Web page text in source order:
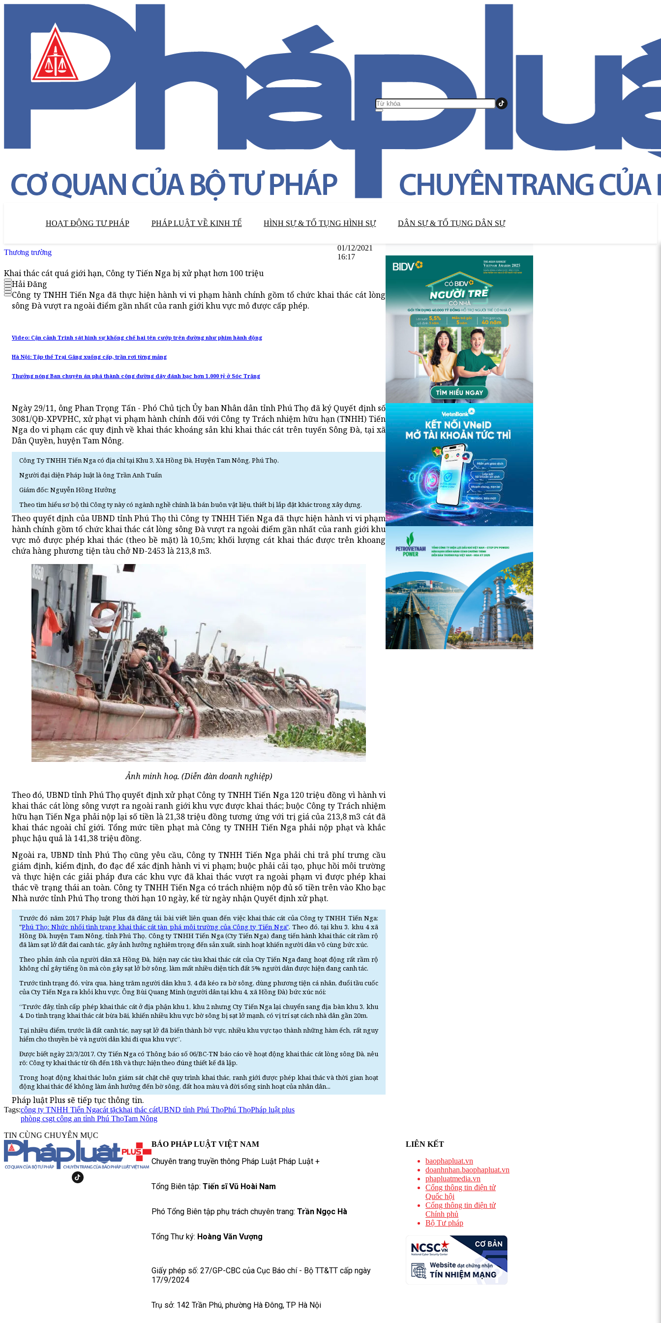
HOẠT ĐỘNG TƯ PHÁP PHÁP LUẬT VỀ KINH TẾ HÌNH SỰ & TỐ TỤNG HÌNH SỰ DÂN SỰ & TỐ TỤNG DÂN SỰ
Thương trường
01/12/2021
16:17
Khai thác cát quá giới hạn, Công ty Tiến Nga bị xử phạt hơn 100 triệu
Hải Đăng
Công ty TNHH Tiến Nga đã thực hiện hành vi vi phạm hành chính gồm tổ chức khai thác cát lòng
sông Đà vượt ra ngoài điểm gần nhất của ranh giới khu vực mỏ được cấp phép.
Video: Cận cảnh Trinh sát hình sự khống chế hai tên cướp trên đường như phim hành động
Hà Nội: Tập thể Trại Găng xuống cấp, trần rơi từng mảng
Thưởng nóng Ban chuyên án phá thành công đường dây đánh bạc hơn 1.000 tỷ ở Sóc Trăng
Ngày 29/11, ông Phan Trọng Tấn - Phó Chủ tịch Ủy ban Nhân dân tỉnh Phú Thọ đã ký Quyết định số
3081/QĐ-XPVPHC, xử phạt vi phạm hành chính đối với Công ty Trách nhiệm hữu hạn (TNHH) Tiến
Nga do vi phạm các quy định về khai thác khoáng sản khi khai thác cát trên tuyến Sông Đà, tại xã
Dân Quyền, huyện Tam Nông.
Công Ty TNHH Tiến Nga có địa chỉ tại Khu 3, Xã Hồng Đà, Huyện Tam Nông, Phú Thọ.
Người đại diện Pháp luật là ông Trần Anh Tuấn
Giám đốc: Nguyễn Hồng Hưởng
Theo tìm hiểu sơ bộ thì Công ty này có ngành nghề chính là bán buôn vật liệu, thiết bị lắp đặt khác trong xây dựng.
Theo quyết định của UBND tỉnh Phú Thọ thì Công ty TNHH Tiến Nga đã thực hiện hành vi vi phạm
hành chính gồm tổ chức khai thác cát lòng sông Đà vượt ra ngoài điểm gần nhất của ranh giới khu
vực mỏ được phép khai thác (theo bề mặt) là 10,5m; khối lượng cát khai thác được trên khoang
chứa hàng phương tiện tàu chở NĐ-2453 là 213,8 m3.
Ảnh minh hoạ. (Diễn đàn doanh nghiệp)
Theo đó, UBND tỉnh Phú Thọ quyết định xử phạt Công ty TNHH Tiến Nga 120 triệu đồng vì hành vi
khai thác cát lòng sông vượt ra ngoài ranh giới khu vực được khai thác; buộc Công ty Trách nhiệm
hữu hạn Tiến Nga phải nộp lại số tiền là 21,38 triệu đồng tương ứng với trị giá của 213,8 m3 cát đã
khai thác ngoài chỉ giới. Tổng mức tiền phạt mà Công ty TNHH Tiến Nga phải nộp phạt và khắc
phục hậu quả là 141,38 triệu đồng.
Ngoài ra, UBND tỉnh Phú Thọ cũng yêu cầu, Công ty TNHH Tiến Nga phải chi trả phí trưng cầu
giám định, kiểm định, đo đạc để xác định hành vi vi phạm; buộc phải cải tạo, phục hồi môi trường
và thực hiện các giải pháp đưa các khu vực đã khai thác vượt ra ngoài phạm vi được phép khai
thác về trạng thái an toàn. Công ty TNHH Tiến Nga có trách nhiệm nộp đủ số tiền trên vào Kho bạc
Nhà nước tỉnh Phú Thọ trong thời hạn 10 ngày, kể từ ngày nhận Quyết định xử phạt.
Trước đó năm 2017 Pháp luật Plus đã đăng tải bài viết liên quan đến việc khai thác cát của Công ty TNHH Tiến Nga:
"Phú Thọ: Nhức nhối tình trạng khai thác cát tàn phá môi trường của Công ty Tiến Nga". Theo đó, tại khu 3, khu 4 xã
Hồng Đà, huyện Tam Nông, tỉnh Phú Thọ, Công ty TNHH Tiến Nga (Cty Tiến Nga) đang tiến hành khai thác cát rầm rộ
đã làm sạt lở đất đai canh tác, gây ảnh hưởng nghiêm trọng đến sản xuất, sinh hoạt khiến người dân vô cùng bức xúc.
Theo phản ánh của người dân xã Hồng Đà, hiện nay các tàu khai thác cát của Cty Tiến Nga đang hoạt động rất rầm rộ
không chỉ gây tiếng ồn mà còn gây sạt lở bờ sông, làm mất nhiều diện tích đất 5% người dân được hiện đang canh tác.
Trước tình trạng đó, vừa qua, hàng trăm người dân khu 3, 4 đã kéo ra bờ sông, dùng phương tiện cá nhân, đuổi tầu cuốc
của Cty Tiến Nga ra khỏi khu vực. Ông Bùi Quang Minh (người dân tại khu 4, xã Hồng Đà) bức xúc nói:
“Trước đây, tỉnh cấp phép khai thác cát ở địa phận khu 1, khu 2 nhưng Cty Tiến Nga lại chuyển sang địa bàn khu 3, khu
4. Do tình trạng khai thác cát bừa bãi, khiến nhiều khu vực bờ sông bị sạt lở mạnh, có vị trí sạt cách nhà dân gần 20m.
Tại nhiều điểm, trước là đất canh tác, nay sạt lở đã biến thành bờ vực, nhiều khu vực tạo thành những hàm ếch, rất nguy
hiểm cho thuyền bè và người dân khi đi qua khu vực”.
Được biết ngày 23/3/2017, Cty Tiến Nga có Thông báo số 06/BC-TN báo cáo về hoạt động khai thác cát lòng sông Đà, nêu
rõ: Công ty khai thác từ 6h đến 18h và thực hiện theo đúng thiết kế đã lập.
Trong hoạt động khai thác luôn giám sát chặt chẽ quy trình khai thác, ranh giới được phép khai thác và thời gian hoạt
động khai thác để không làm ảnh hưởng đến bờ sông, đất hoa màu và đời sống sinh hoạt của nhân dân...
Pháp luật Plus sẽ tiếp tục thông tin.
Tags:công ty TNHH Tiến Ngacát tặckhai thác cátUBND tỉnh Phú ThọPhú ThọPháp luật plus
phòng csgt công an tỉnh Phú ThọTam Nông
TIN CÙNG CHUYÊN MỤC
BÁO PHÁP LUẬT VIỆT NAM
Chuyên trang truyền thông Pháp Luật Pháp Luật +
Tổng Biên tập: Tiến sĩ Vũ Hoài Nam
Phó Tổng Biên tập phụ trách chuyên trang: Trần Ngọc Hà
Tổng Thư ký: Hoàng Văn Vượng
Giấy phép số: 27/GP-CBC của Cục Báo chí - Bộ TT&TT cấp ngày
17/9/2024
Trụ sở: 142 Trần Phú, phường Hà Đông, TP Hà Nội
LIÊN KẾT
baophapluat.vn
doanhnhan.baophapluat.vn
phapluatmedia.vn
Cổng thông tin điện tử
Quốc hội
Cổng thông tin điện tử
Chính phủ
Bộ Tư pháp